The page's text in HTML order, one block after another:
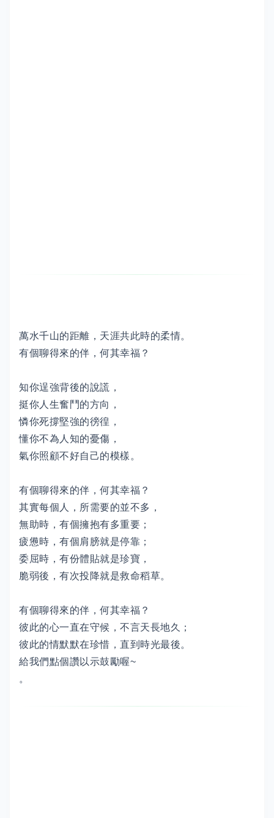
萬水千山的距離，天涯共此時的柔情。
有個聊得來的伴，何其幸福？
知你逞強背後的說謊，
挺你人生奮鬥的方向，
憐你死撐堅強的徬徨，
懂你不為人知的憂傷，
氣你照顧不好自己的模樣。
有個聊得來的伴，何其幸福？
其實每個人，所需要的並不多，
無助時，有個擁抱有多重要；
疲憊時，有個肩膀就是停靠；
委屈時，有份體貼就是珍寶，
脆弱後，有次投降就是救命稻草。
有個聊得來的伴，何其幸福？
彼此的心一直在守候，不言天長地久；
彼此的情默默在珍惜，直到時光最後。
給我們點個讚以示鼓勵喔~
。